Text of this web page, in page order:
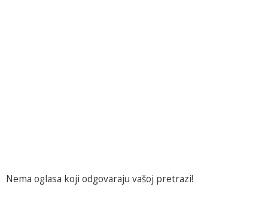
Nema oglasa koji odgovaraju vašoj pretrazi!